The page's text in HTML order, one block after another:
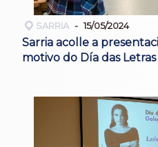
SARRIA 15/05/2024
Sarria acolle a
motivo do Día das